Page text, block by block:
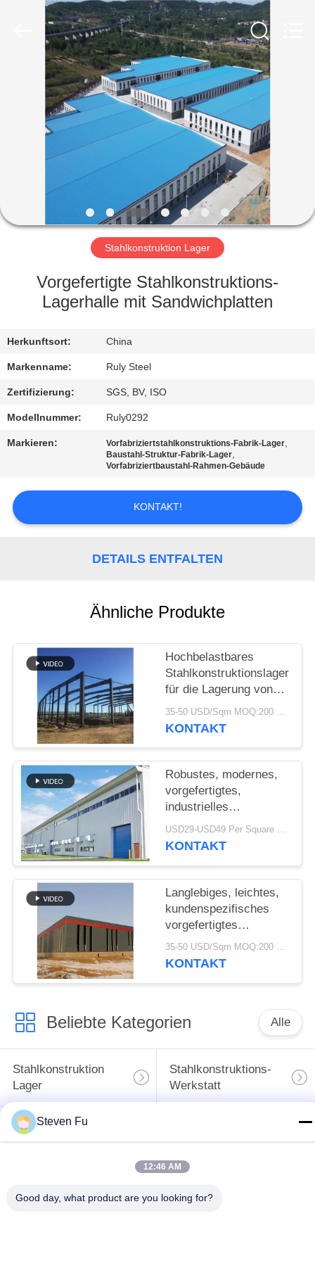
HAUS
PRODUKTE
VIDEOS
VR
SHOW
ÜBER
FABRIK-
AUSFLUG
QUALITÄTSKONTROLLE
TRETEN
MIT
UNS
VERBINDUNG
NACHRICHTEN
STÖRUNGS-
LÖSUNG
BLOG
SITEMAP
PRIVACY
POLICY
Stahlkonstruktion Lager
Vorgefertigte Stahlkonstruktions-
Lagerhalle mit Sandwichplatten
Herkunftsort: China
Markenname: Ruly Steel
Zertifizierung: SGS, BV, ISO
Modellnummer: Ruly0292
Markieren: Vorfabriziertstahlkonstruktions-Fabrik-Lager,
Baustahl-Struktur-Fabrik-Lager,
Vorfabriziertbaustahl-Rahmen-Gebäude
KONTAKT!
DETAILS ENTFALTEN
Ähnliche Produkte
Hochbelastbares
Stahlkonstruktionslager
für die Lagerung von
Zementwerken
35-50 USD/Sqm MOQ:200 sqm
KONTAKT
Robustes, modernes,
vorgefertigtes,
industrielles
Stahlkonstruktionslager
für die Fabrik
USD29-USD49 Per Square Meter MOQ:200 Quadratmeter
KONTAKT
Langlebiges, leichtes,
kundenspezifisches
vorgefertigtes
Lagerhaus mit
verzinkter
35-50 USD/Sqm MOQ:200 Quadratmeter
KONTAKT
Beliebte Kategorien Alle
Stahlkonstruktion
Lager
Stahlkonstruktions-
Werkstatt
Stahlkonstruktionsbau
Vorfabrizierte
Gebäude
Steven Fu
12:46 AM
Good day, what product are you looking for?